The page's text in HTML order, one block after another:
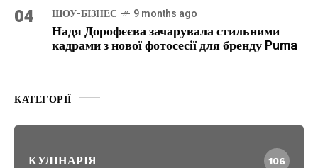
04 ШОУ-БІЗНЕС 9 months ago
Надя Дорофєєва зачарувала стильними
кадрами з нової фотосесії для бренду Puma
КАТЕГОРІЇ
КУЛІНАРІЯ 106